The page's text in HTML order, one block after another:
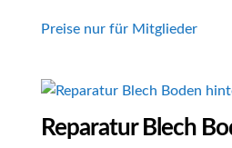
Preise nur für Mitglieder
Reparatur Blech